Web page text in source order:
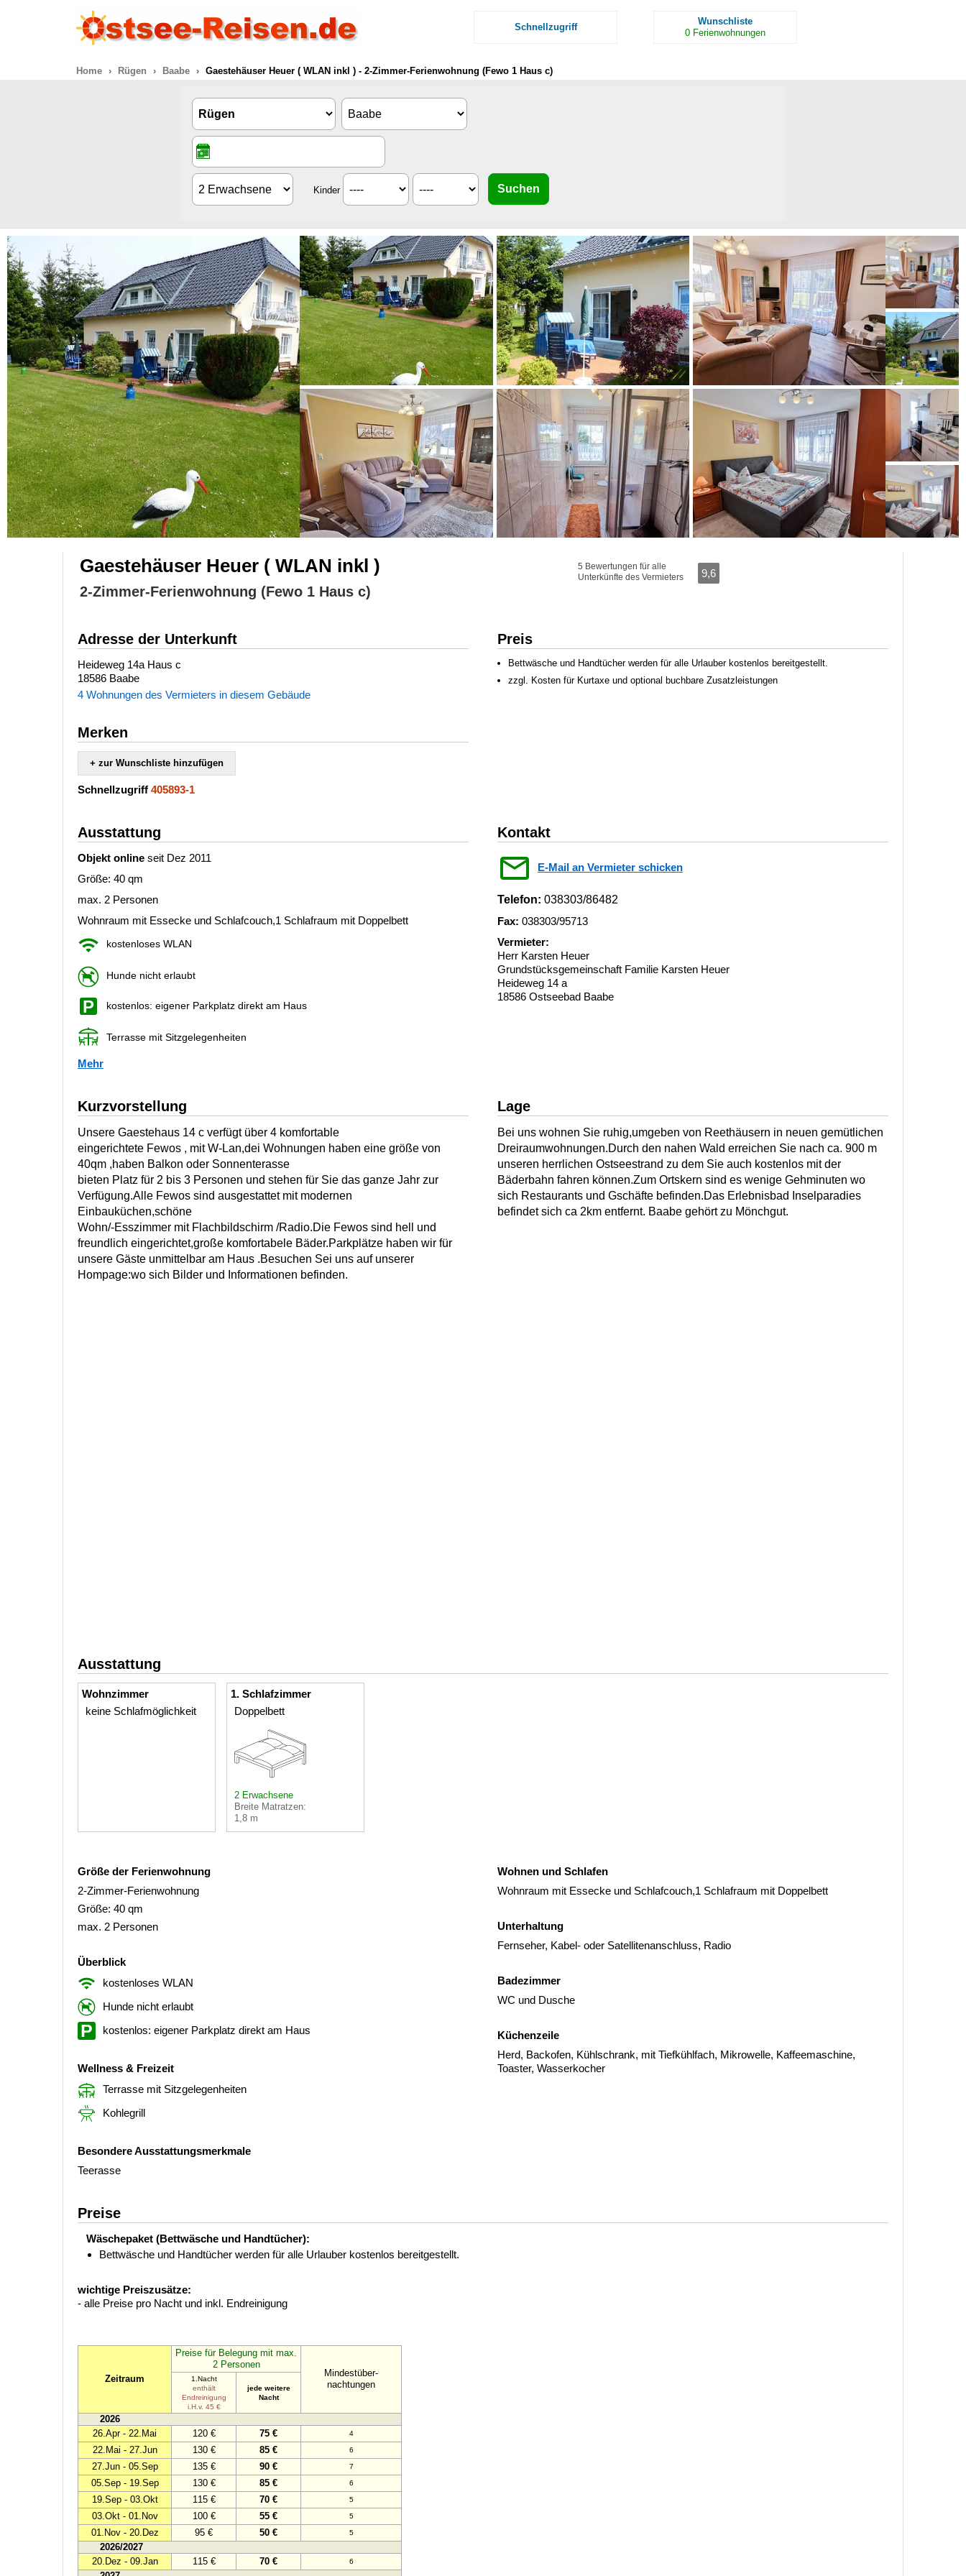
Schnellzugriff
Wunschliste
0 Ferienwohnungen
Home Rügen Baabe Gaestehäuser Heuer ( WLAN inkl ) - 2-Zimmer-Ferienwohnung (Fewo 1 Haus c)
Kinder
Gaestehäuser Heuer ( WLAN inkl )
2-Zimmer-Ferienwohnung (Fewo 1 Haus c)
5 Bewertungen für alle
Unterkünfte des Vermieters
9,6
Adresse der Unterkunft
Heideweg 14a Haus c
18586 Baabe
4 Wohnungen des Vermieters in diesem Gebäude
Merken
+ zur Wunschliste hinzufügen
Schnellzugriff 405893-1
Preis
Bettwäsche und Handtücher werden für alle Urlauber kostenlos bereitgestellt.
zzgl. Kosten für Kurtaxe und optional buchbare Zusatzleistungen
Ausstattung
Objekt online seit Dez 2011
Größe: 40 qm
max. 2 Personen
Wohnraum mit Essecke und Schlafcouch,1 Schlafraum mit Doppelbett
kostenloses WLAN
Hunde nicht erlaubt
kostenlos: eigener Parkplatz direkt am Haus
Terrasse mit Sitzgelegenheiten
Mehr
Kontakt
E-Mail an Vermieter schicken
Telefon: 038303/86482
Fax: 038303/95713
Vermieter:
Herr Karsten Heuer
Grundstücksgemeinschaft Familie Karsten Heuer
Heideweg 14 a
18586 Ostseebad Baabe
Kurzvorstellung
Unsere Gaestehaus 14 c verfügt über 4 komfortable
eingerichtete Fewos , mit W-Lan,dei Wohnungen haben eine größe von
40qm ,haben Balkon oder Sonnenterasse
bieten Platz für 2 bis 3 Personen und stehen für Sie das ganze Jahr zur
Verfügung.Alle Fewos sind ausgestattet mit modernen
Einbauküchen,schöne
Wohn/-Esszimmer mit Flachbildschirm /Radio.Die Fewos sind hell und
freundlich eingerichtet,große komfortabele Bäder.Parkplätze haben wir für
unsere Gäste unmittelbar am Haus .Besuchen Sei uns auf unserer
Hompage:wo sich Bilder und Informationen befinden.
Lage
Bei uns wohnen Sie ruhig,umgeben von Reethäusern in neuen gemütlichen
Dreiraumwohnungen.Durch den nahen Wald erreichen Sie nach ca. 900 m
unseren herrlichen Ostseestrand zu dem Sie auch kostenlos mit der
Bäderbahn fahren können.Zum Ortskern sind es wenige Gehminuten wo
sich Restaurants und Gschäfte befinden.Das Erlebnisbad Inselparadies
befindet sich ca 2km entfernt. Baabe gehört zu Mönchgut.
Ausstattung
Wohnzimmer
keine Schlafmöglichkeit
1. Schlafzimmer
Doppelbett
2 Erwachsene
Breite Matratzen:
1,8 m
Größe der Ferienwohnung
2-Zimmer-Ferienwohnung
Größe: 40 qm
max. 2 Personen
Überblick
kostenloses WLAN
Hunde nicht erlaubt
kostenlos: eigener Parkplatz direkt am Haus
Wellness & Freizeit
Terrasse mit Sitzgelegenheiten
Kohlegrill
Besondere Ausstattungsmerkmale
Teerasse
Wohnen und Schlafen
Wohnraum mit Essecke und Schlafcouch,1 Schlafraum mit Doppelbett
Unterhaltung
Fernseher, Kabel- oder Satellitenanschluss, Radio
Badezimmer
WC und Dusche
Küchenzeile
Herd, Backofen, Kühlschrank, mit Tiefkühlfach, Mikrowelle, Kaffeemaschine,
Toaster, Wasserkocher
Preise
Wäschepaket (Bettwäsche und Handtücher):
Bettwäsche und Handtücher werden für alle Urlauber kostenlos bereitgestellt.
wichtige Preiszusätze:
- alle Preise pro Nacht und inkl. Endreinigung
Zeitraum
Preise für Belegung mit max.
2 Personen
Mindestüber-
nachtungen
1.Nacht
enthält
Endreinigung
i.H.v. 45 €
jede weitere
Nacht
2026
26.Apr - 22.Mai
120 € 75 € 4
22.Mai - 27.Jun 130 € 85 € 6
27.Jun - 05.Sep 135 € 90 € 7
05.Sep - 19.Sep 130 € 85 € 6
19.Sep - 03.Okt 115 € 70 € 5
03.Okt - 01.Nov 100 € 55 € 5
01.Nov - 20.Dez 95 € 50 € 5
2026/2027
20.Dez - 09.Jan
115 € 70 € 6